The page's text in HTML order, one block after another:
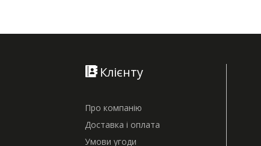
Клієнту
Про компанію
Доставка і оплата
Умови угоди